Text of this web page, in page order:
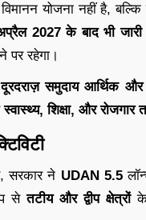
योजना नहीं है, बल्कि
2027 के बाद भी जारी
पर रहेगा।
दूरदराज़ समुदाय आर्थिक
स्वास्थ्य, शिक्षा, और
सरकार ने UDAN 5.5
सेतटीय और द्वीप क्षेत्रोंके